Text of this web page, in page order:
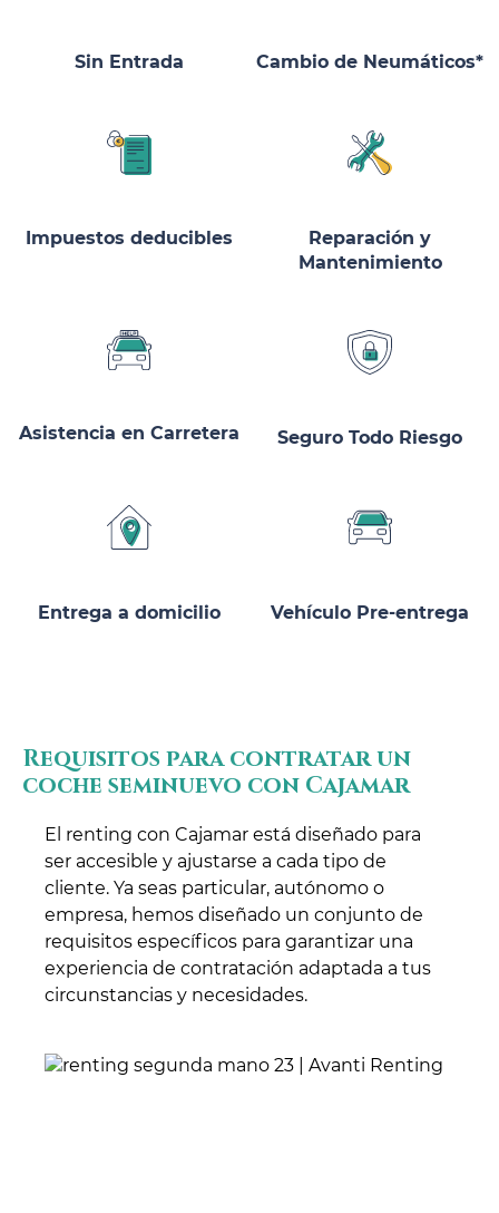
Sin Entrada Cambio de Neumáticos*
Impuestos deducibles
Reparación y
Mantenimiento
Asistencia en Carretera Seguro Todo Riesgo
Entrega a domicilio Vehículo Pre-entrega
Requisitos para contratar un
coche seminuevo con Cajamar
El renting con Cajamar está diseñado para
ser accesible y ajustarse a cada tipo de
cliente. Ya seas particular, autónomo o
empresa, hemos diseñado un conjunto de
requisitos específicos para garantizar una
experiencia de contratación adaptada a tus
circunstancias y necesidades.